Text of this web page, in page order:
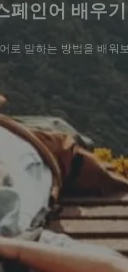
페인어 배우기
로 말하는 방법을 배워